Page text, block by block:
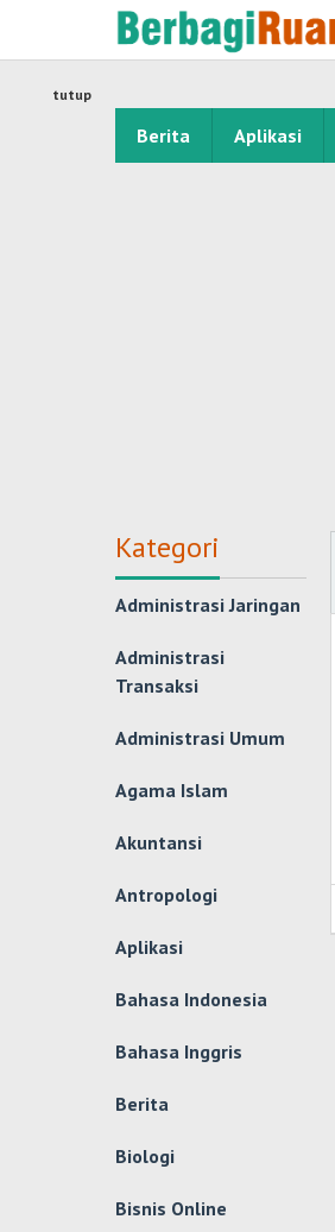
Berita Aplikasi
tutup
Kategori
Administrasi Jaringan
Administrasi
Transaksi
Administrasi Umum
Agama Islam
Akuntansi
Antropologi
Aplikasi
Bahasa Indonesia
Bahasa Inggris
Berita
Biologi
Bisnis Online